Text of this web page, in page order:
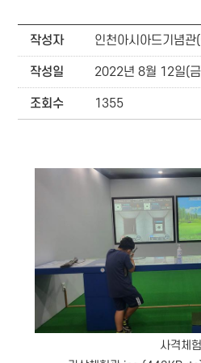
작성자 인천아시아드기념
작성일 2022년 8월 12일(
조회수 1355
사격체험